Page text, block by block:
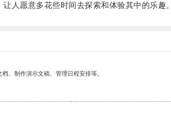
愿意多花些时间去探索和体验其中的乐趣。
、制作演示文稿、管理日程安排等。